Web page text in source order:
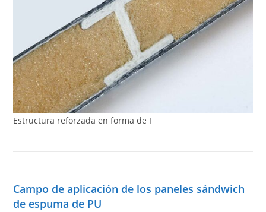
Estructura reforzada en forma de I
Campo de aplicación de los paneles sándwich
de espuma de PU